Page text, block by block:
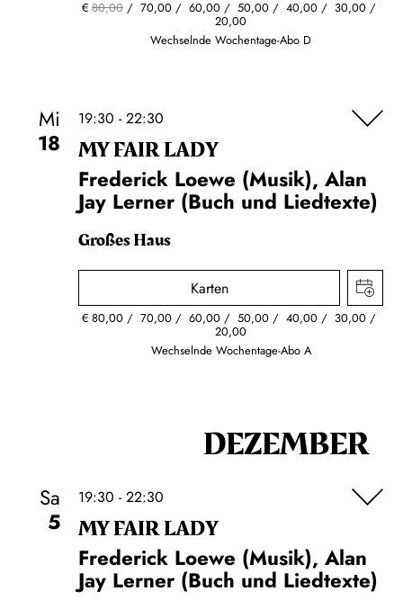
€80,00 70,00 60,00 50,00 40,00 30,00
20,00
Wechselnde Wochentage-Abo D
Mi
18
19:30 - 22:30
MY FAIR LADY
Frederick Loewe (Musik), Alan
Jay Lerner (Buch und Liedtexte)
Großes Haus
Karten
€80,00 70,00 60,00 50,00 40,00 30,00
20,00
Wechselnde Wochentage-Abo A
DEZEMBER
Sa
5
19:30 - 22:30
MY FAIR LADY
Frederick Loewe (Musik), Alan
Jay Lerner (Buch und Liedtexte)